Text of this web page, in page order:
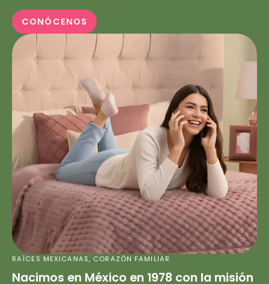
CONÓCENOS
RAÍCES MEXICANAS, CORAZÓN FAMILIAR
Nacimos en México en 1978 con la misión